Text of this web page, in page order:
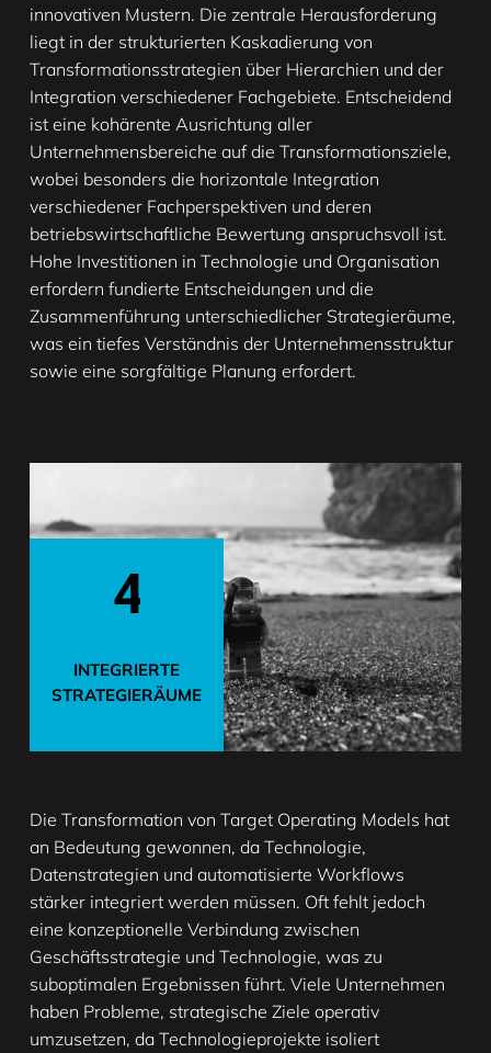
innovativen Mustern. Die zentrale Herausforderung
liegt in der strukturierten Kaskadierung von
Transformationsstrategien über Hierarchien und der
Integration verschiedener Fachgebiete. Entscheidend
ist eine kohärente Ausrichtung aller
Unternehmensbereiche auf die Transformationsziele,
wobei besonders die horizontale Integration
verschiedener Fachperspektiven und deren
betriebswirtschaftliche Bewertung anspruchsvoll ist.
Hohe Investitionen in Technologie und Organisation
erfordern fundierte Entscheidungen und die
Zusammenführung unterschiedlicher Strategieräume,
was ein tiefes Verständnis der Unternehmensstruktur
sowie eine sorgfältige Planung erfordert.
4
INTEGRIERTE
STRATEGIERÄUME
Die Transformation von Target Operating Models hat
an Bedeutung gewonnen, da Technologie,
Datenstrategien und automatisierte Workflows
stärker integriert werden müssen. Oft fehlt jedoch
eine konzeptionelle Verbindung zwischen
Geschäftsstrategie und Technologie, was zu
suboptimalen Ergebnissen führt. Viele Unternehmen
haben Probleme, strategische Ziele operativ
umzusetzen, da Technologieprojekte isoliert